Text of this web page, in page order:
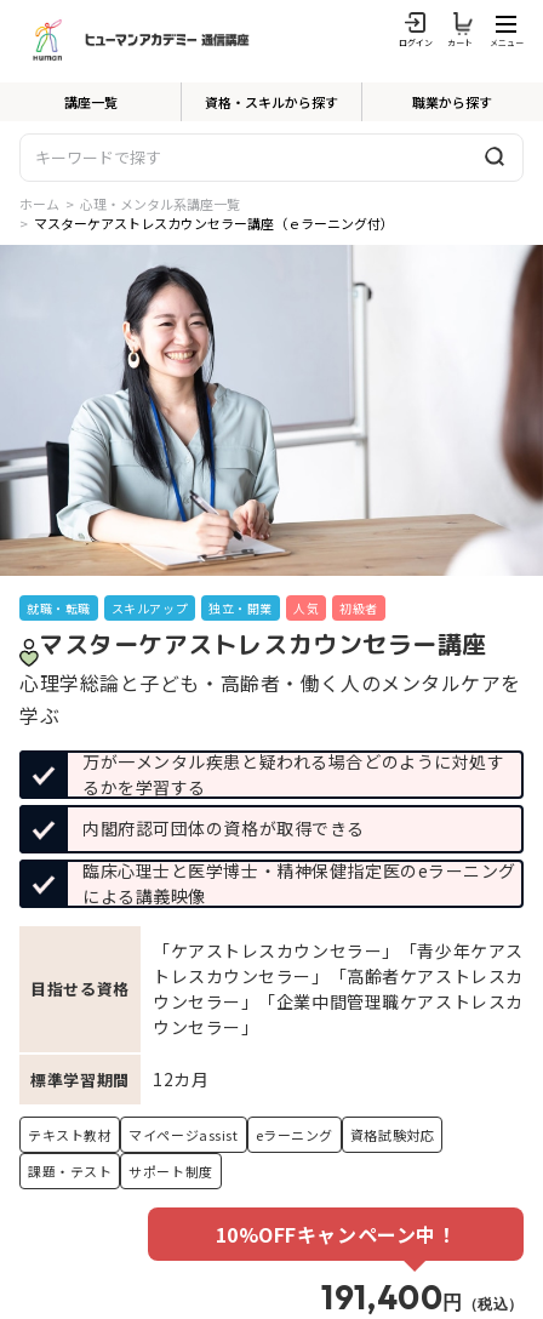
ログイン カート メニュー
講座一覧 資格・スキルから探す 職業から探す
ホーム > 心理・メンタル系講座一覧
> マスターケアストレスカウンセラー講座（ｅラーニング付）
就職・転職 スキルアップ 独立・開業 人気 初級者
マスターケアストレスカウンセラー講座
心理学総論と子ども・高齢者・働く人のメンタルケアを
学ぶ
万が一メンタル疾患と疑われる場合どのように対処す
るかを学習する
内閣府認可団体の資格が取得できる
臨床心理士と医学博士・精神保健指定医のeラーニング
による講義映像
目指せる資格
「ケアストレスカウンセラー」「青少年ケアス
トレスカウンセラー」「高齢者ケアストレスカ
ウンセラー」「企業中間管理職ケアストレスカ
ウンセラー」
標準学習期間 12カ月
テキスト教材 マイページassist eラーニング
資格試験対応
課題・テスト
サポート制度
10%OFFキャンペーン中！
191,400円 （税込）